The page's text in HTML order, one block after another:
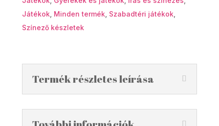
Játékok Minden termék Szabadtéri játékok
Színező készletek
Termék részletes leírása